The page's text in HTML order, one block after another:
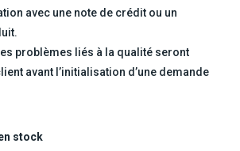
avec une note de crédit ou un
problèmes liés à la qualité seront
avant l’initialisation d’une demande
stock